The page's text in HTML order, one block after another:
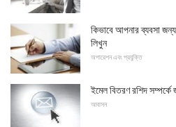
কিভাবে আপনার ব্যবসা
লিখুন
অপারেশন এবং প্রযুক্তি
ইমেল বিতরণ রশিদ সম্পর্কে
আবাসন